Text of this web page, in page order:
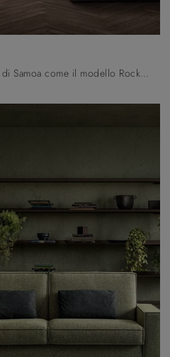
Con salotti e divani con letto di Samoa come il modello Rock in tessuto, potrai ultimare il tuo concept d'arredo.